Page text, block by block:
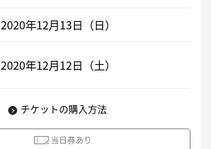
2020年12月13日（日）
2020年12月12日（土）
チケットの購入方法
当日券あり